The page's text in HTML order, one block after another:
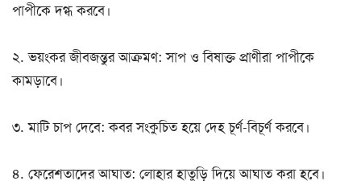
পাপীকে দগ্ধ করবে।
২. ভয়ংকর জীবজন্তুর আক্রমণ: সাপ ও বিষাক্ত প্রাণীরা পাপীকে
কামড়াবে।
৩. মাটি চাপ দেবে: কবর সংকুচিত হয়ে দেহ চূর্ণ-বিচূর্ণ করবে।
৪. ফেরেশতাদের আঘাত: লোহার হাতুড়ি দিয়ে আঘাত করা হবে।